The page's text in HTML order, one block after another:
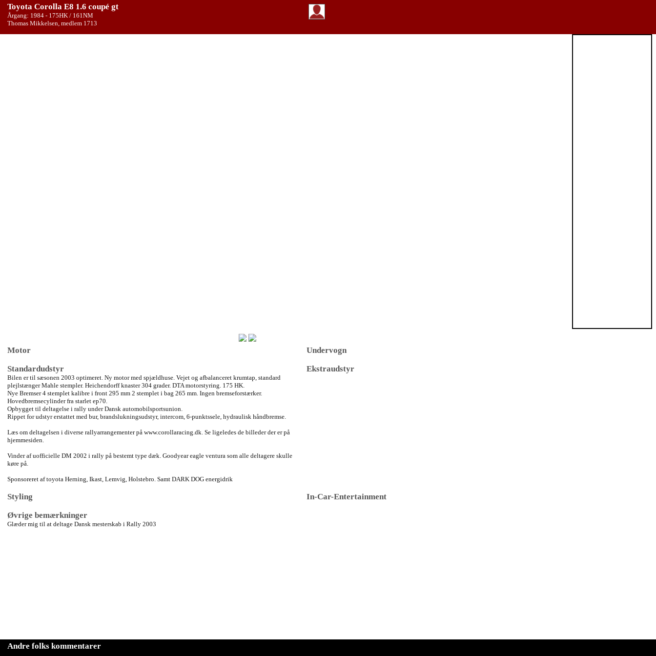
Toyota Corolla E8 1.6 coupé gt
Årgang: 1984 - 175HK / 161NM
Thomas Mikkelsen, medlem 1713
Motor
Undervogn
Standardudstyr
Bilen er til sæsonen 2003 optimeret. Ny motor med spjældhuse. Vejet og afbalanceret krumtap, standard
plejlstænger Mahle stempler. Heichendorff knaster 304 grader. DTA motorstyring. 175 HK.
Nye Bremser 4 stemplet kalibre i front 295 mm 2 stemplet i bag 265 mm. Ingen bremseforstærker.
Hovedbremsecylinder fra starlet ep70.
Opbygget til deltagelse i rally under Dansk automobilsportsunion.
Rippet for udstyr erstattet med bur, brandslukningsudstyr, intercom, 6-punktssele, hydraulisk håndbremse.
Læs om deltagelsen i diverse rallyarrangementer på www.corollaracing.dk. Se ligeledes de billeder der er på
hjemmesiden.
Vinder af uofficielle DM 2002 i rally på bestemt type dæk. Goodyear eagle ventura som alle deltagere skulle
køre på.
Sponsoreret af toyota Herning, Ikast, Lemvig, Holstebro. Samt DARK DOG energidrik
Ekstraudstyr
Styling
In-Car-Entertainment
Øvrige bemærkninger
Glæder mig til at deltage Dansk mesterskab i Rally 2003
Andre folks kommentarer